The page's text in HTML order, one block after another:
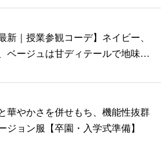
最新｜授業参観コーデ】ネイビー、
ベージュは甘ディテールで地味
華やかさを併せもち、機能性抜群
ジョン服【卒園・入学式準備】